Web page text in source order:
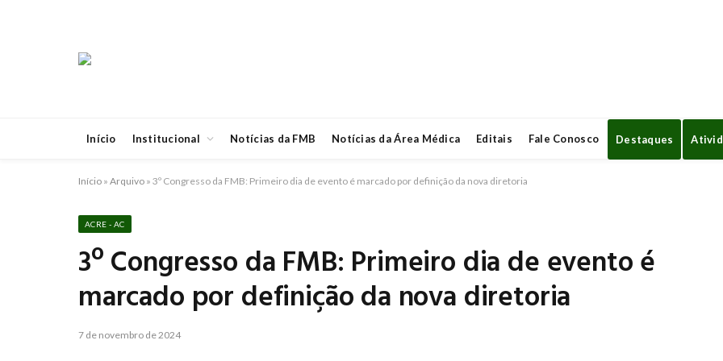
Início Institucional Notícias da FMB Notícias da Área Médica Editais Fale Conosco Destaques
Início » Arquivo » 3º Congresso da FMB: Primeiro dia de evento é marcado por definição da nova diretoria
ACRE - AC
3º Congresso da FMB: Primeiro dia de evento é
marcado por definição da nova diretoria
7 de novembro de 2024